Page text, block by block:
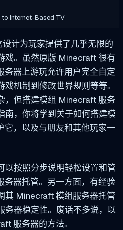
to Internet-Based TV
计为玩家提供了几乎无限的
戏。虽然原版 Minecraft 很有
器上游玩允许用户完全自定
机制到修改世界规则等等。
，但搭建模组 Minecraft 服务
南，你将学到关于如何搭建模
，以及与朋友和其他玩家一
以按照分步说明轻松设置和管
器托管。另一方面，有经验
其 Minecraft 模组服务器托管
务器稳定性。废话不多说，以
服务器的方法。